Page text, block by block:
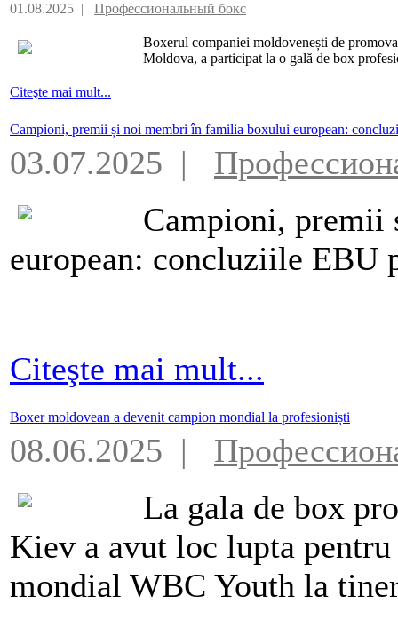
01.08.2025 | Профессиональный бокс
Boxerul companiei moldovenești de
Moldova, a participat la o gală de box
Citeşte mai mult...
Campioni, premii și noi membri în familia boxului european:
03.07.2025 |
Campioni,
european: concluziile EBU
Citeşte mai mult...
Boxer moldovean a devenit campion mondial la profesioniști
08.06.2025 |
La gala de box
Kiev a avut loc lupta
mondial WBC Youth la